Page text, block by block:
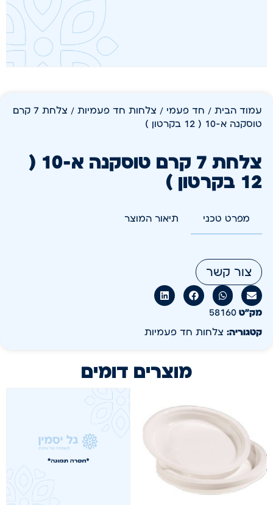
עמוד הבית / חד פעמי / צלחות חד פעמיות
/ צלחת 7 קרם
טוסקנה א-10 ( 12 בקרטון )
צלחת 7 קרם טוסקנה א-10 (
12 בקרטון )
מפרט טכני תיאור המוצר
צור קשר
מק״ט 58160
קטגוריה: צלחות חד פעמיות
מוצרים דומים